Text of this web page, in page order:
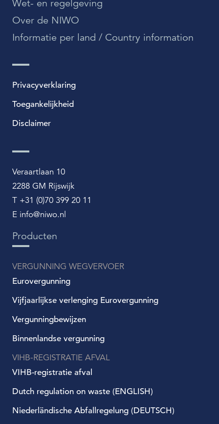
Wet- en regelgeving
Over de NIWO
Informatie per land / Country information
Privacyverklaring
Toegankelijkheid
Disclaimer
Veraartlaan 10
2288 GM Rijswijk
T +31 (0)70 399 20 11
E info@niwo.nl
Producten
VERGUNNING WEGVERVOER
Eurovergunning
Vijfjaarlijkse verlenging Eurovergunning
Vergunningbewijzen
Binnenlandse vergunning
VIHB-REGISTRATIE AFVAL
VIHB-registratie afval
Dutch regulation on waste (ENGLISH)
Niederländische Abfallregelung (DEUTSCH)